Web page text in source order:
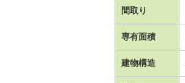
間取り
専有面積
建物構造